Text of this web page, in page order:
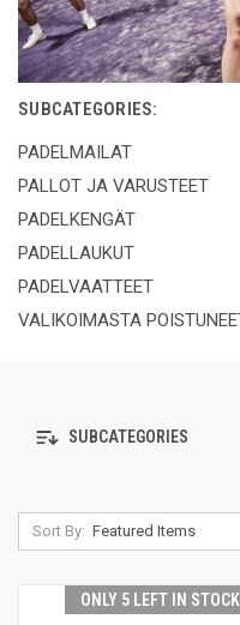
SUBCATEGORIES:
PADELMAILAT
PALLOT JA VARUSTEET
PADELKENGÄT
PADELLAUKUT
PADELVAATTEET
VALIKOIMASTA
SUBCATEGORIES
Sort By:
ONLY 5 LEFT IN STOCK